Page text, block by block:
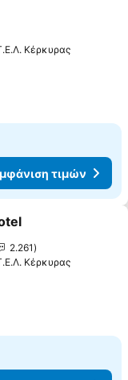
αγαπημένα
Κέρκυρας
τιμών
αγαπημένα
2.261
Κέρκυρας